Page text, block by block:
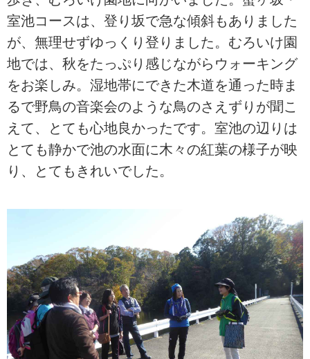
室池コースは、登り坂で急な傾斜もありました
が、無理せずゆっくり登りました。むろいけ園
地では、秋をたっぷり感じながらウォーキング
をお楽しみ。湿地帯にできた木道を通った時ま
るで野鳥の音楽会のような鳥のさえずりが聞こ
えて、とても心地良かったです。室池の辺りは
とても静かで池の水面に木々の紅葉の様子が映
り、とてもきれいでした。